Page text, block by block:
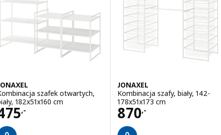
szafek otwartych,
182x51x160 cm
,- 475,-
JONAXEL
Kombinacja szafy, biały, 142-
178x51x173 cm
870,-
Cena 870,-